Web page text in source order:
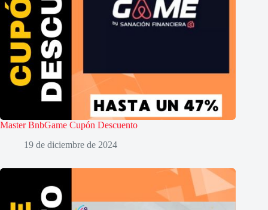
Master BnbGame Cupón Descuento
19 de diciembre de 2024